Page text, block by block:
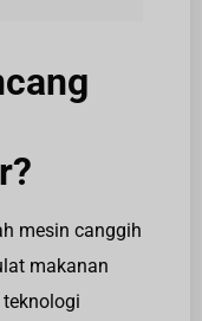
mesin canggih
makanan